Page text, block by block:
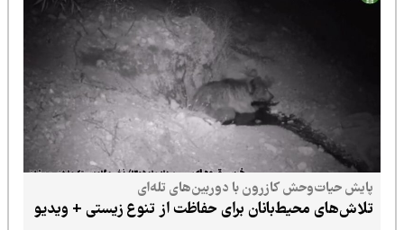
پایش حیات‌وحش کازرون با دوربین‌های تله‌ای
تلاش‌های محیط‌بانان برای حفاظت از تنوع زیستی + ویدیو